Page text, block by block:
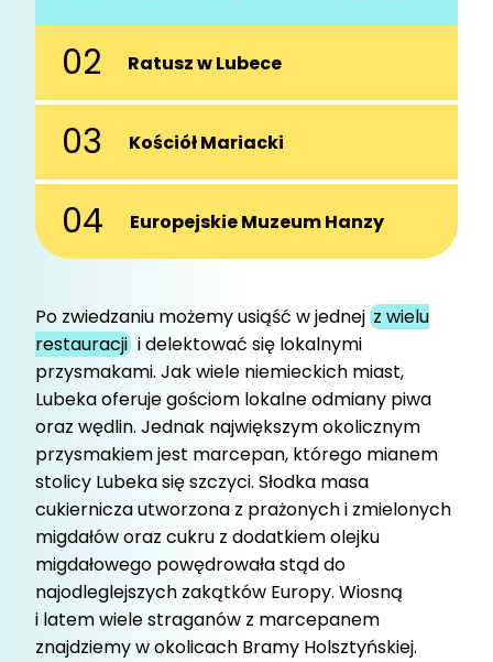
Ratusz w Lubece
decydowano o losie okrętów pływających
po wszystkich akwenach świata. / fot.
Anibal Trejo
Kościół Mariacki
stanowił dowód bajecznego bogactwa
miasta. Obiekt był budowany łącznie przez
bogactwa miasta. / fot. LTM
Europejskie Muzeum Hanzy
wystawom, przeniesiemy się w czasie do
lat świetności Lubeki. / fot. LTM O. Malzahn
Po zwiedzaniu możemy usiąść w jednej z wielu
restauracji i delektować się lokalnymi
przysmakami. Jak wiele niemieckich miast,
Lubeka oferuje gościom lokalne odmiany piwa
oraz wędlin. Jednak największym okolicznym
przysmakiem jest marcepan, którego mianem
stolicy Lubeka się szczyci. Słodka masa
cukiernicza utworzona z prażonych i zmielonych
migdałów oraz cukru z dodatkiem olejku
migdałowego powędrowała stąd do
najodleglejszych zakątków Europy. Wiosną
i latem wiele straganów z marcepanem
znajdziemy w okolicach Bramy Holsztyńskiej.